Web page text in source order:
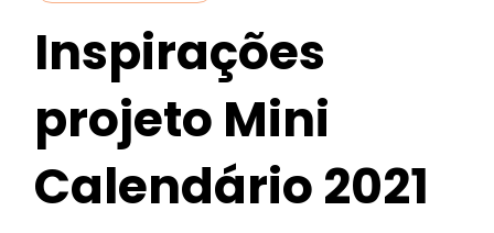
Inspirações
projeto Mini
Calendário 2021